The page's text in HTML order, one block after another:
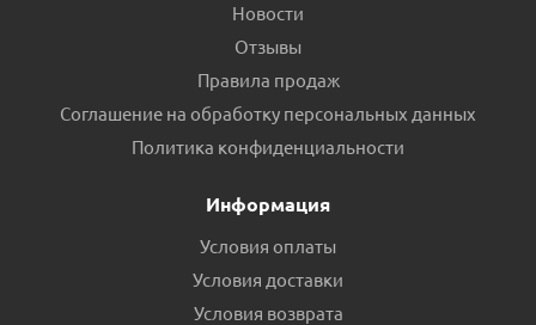
Новости
Отзывы
Правила продаж
Соглашение на обработку персональных данных
Политика конфиденциальности
Информация
Условия оплаты
Условия доставки
Условия возврата